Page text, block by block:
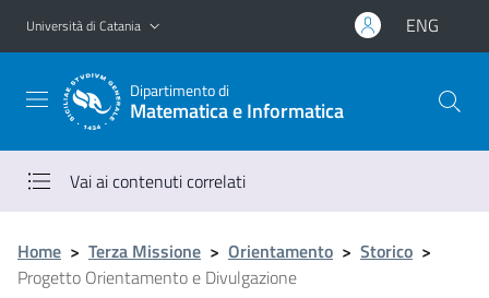
Vai al contenuto principale
Vai al menu di navigazione
Università di Catania ENG
Dipartimento di
Matematica e Informatica
Vai ai contenuti correlati
Home > Terza Missione > Orientamento > Storico >
Progetto Orientamento e Divulgazione